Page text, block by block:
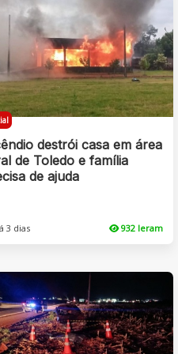
destrói casa em área
de Toledo e família
de ajuda
3 dias 932 leram